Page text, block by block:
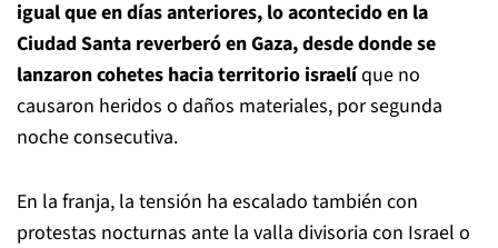
igual que en días anteriores, lo acontecido en la
Ciudad Santa reverberó en Gaza, desde donde se
lanzaron cohetes hacia territorio israelíque no
causaron heridos o daños materiales, por segunda
noche consecutiva.
En la franja, la tensión ha escalado también con
protestas nocturnas ante la valla divisoria con Israel o